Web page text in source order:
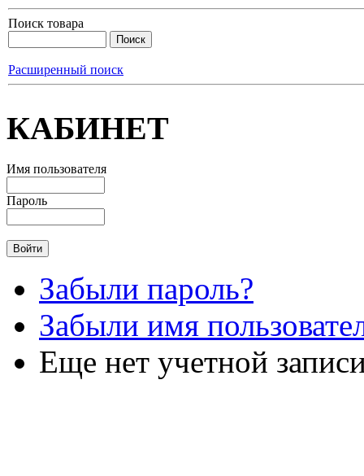
Поиск товара
Расширенный поиск
КАБИНЕТ
Имя пользователя
Пароль
Забыли пароль?
Забыли имя
Еще нет учетной